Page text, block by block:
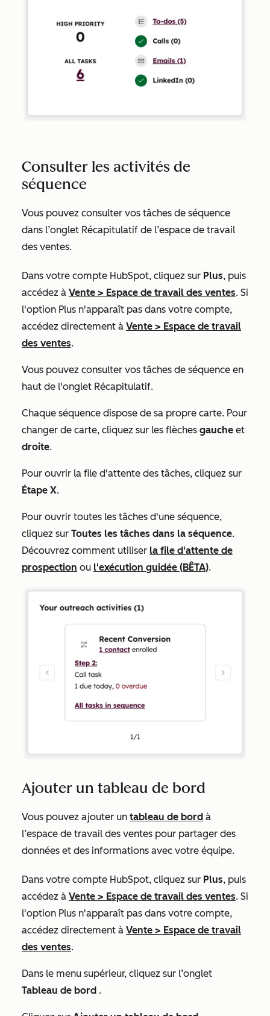
Consulter les activités de
séquence
Vous pouvez consulter vos tâches de séquence
dans l’onglet Récapitulatif de l’espace de travail
des ventes.
Dans votre compte HubSpot, cliquez sur Plus, puis
accédez à Vente > Espace de travail des ventes. Si
l'option Plus n'apparaît pas dans votre compte,
accédez directement à Vente > Espace de travail
des ventes.
Vous pouvez consulter vos tâches de séquence en
haut de l'onglet Récapitulatif.
Chaque séquence dispose de sa propre carte. Pour
changer de carte, cliquez sur les flèches gauche et
droite.
Pour ouvrir la file d'attente des tâches, cliquez sur
Étape X.
Pour ouvrir toutes les tâches d'une séquence,
cliquez sur Toutes les tâches dans la séquence.
Découvrez comment utiliser la file d'attente de
prospection ou l'exécution guidée (BÊTA).
Ajouter un tableau de bord
Vous pouvez ajouter un tableau de bord à
l’espace de travail des ventes pour partager des
données et des informations avec votre équipe.
Dans votre compte HubSpot, cliquez sur Plus, puis
accédez à Vente > Espace de travail des ventes. Si
l'option Plus n'apparaît pas dans votre compte,
accédez directement à Vente > Espace de travail
des ventes.
Dans le menu supérieur, cliquez sur l’onglet
Tableau de bord .